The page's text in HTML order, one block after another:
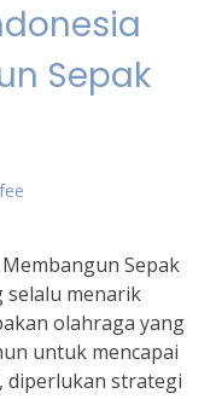
Sepak
Sepak
selalu menarik
olahraga yang
untuk mencapai
diperlukan strategi